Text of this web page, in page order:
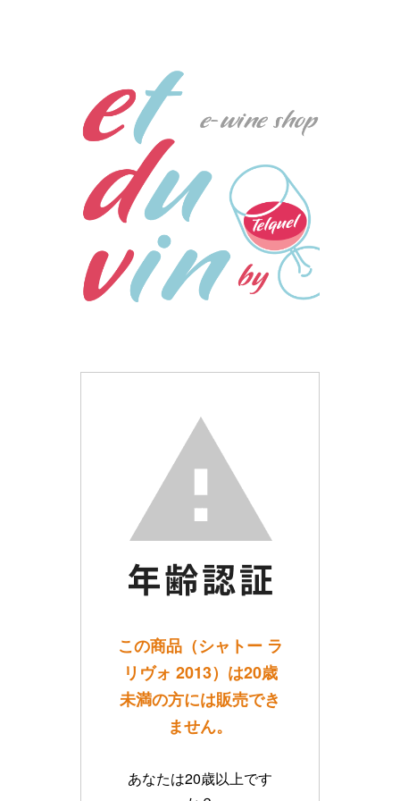
この商品（シャトー ラ
リヴォ 2013）は20歳
未満の方には販売でき
ません。
あなたは20歳以上です